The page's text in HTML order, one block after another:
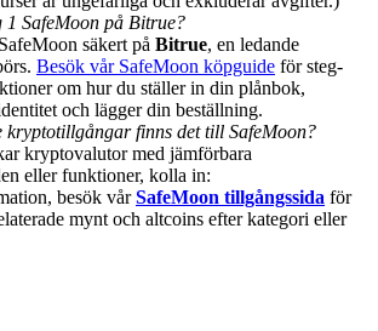
Rewards
BTC to Share 25000 USDT prize pool!
& Win
SafeMoon på Bitrue?
säkert på Bitrue, en ledande
Besök vår SafeMoon köpguide för steg-
om hur du ställer in din plånbok,
och lägger din beställning.
kryptotillgångar finns det till SafeMoon?
kryptovalutor med jämförbara
eller funktioner, kolla in:
besök vårSafeMoon tillgångssida för
mynt och altcoins efter kategori eller